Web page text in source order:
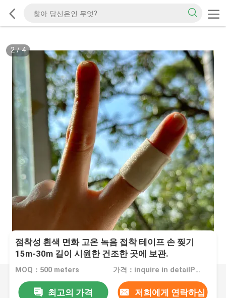
2/4
점착성 흰색 면화 고온 녹음 접착 테이프 손 찢기
15m-30m 길이 시원한 건조한 곳에 보관.
MOQ：500 meters 가격：inquire in detailPlease contact us for quotation
최고의 가격 저희에게 연락하십